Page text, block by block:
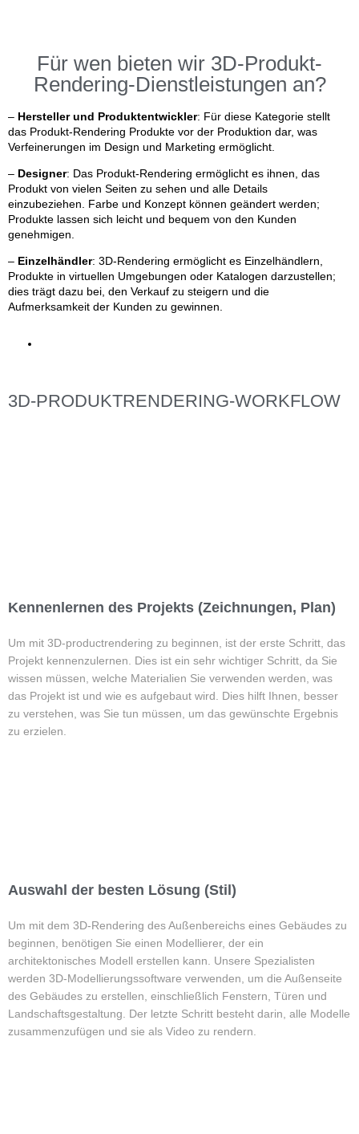
Für wen bieten wir 3D-Produkt-
Rendering-Dienstleistungen an?
– Hersteller und Produktentwickler: Für diese Kategorie stellt
das Produkt-Rendering Produkte vor der Produktion dar, was
Verfeinerungen im Design und Marketing ermöglicht.
– Designer: Das Produkt-Rendering ermöglicht es ihnen, das
Produkt von vielen Seiten zu sehen und alle Details
einzubeziehen. Farbe und Konzept können geändert werden;
Produkte lassen sich leicht und bequem von den Kunden
genehmigen.
– Einzelhändler: 3D-Rendering ermöglicht es Einzelhändlern,
Produkte in virtuellen Umgebungen oder Katalogen darzustellen;
dies trägt dazu bei, den Verkauf zu steigern und die
Aufmerksamkeit der Kunden zu gewinnen.
3D-PRODUKTRENDERING-WORKFLOW
Kennenlernen des Projekts (Zeichnungen, Plan)
Um mit 3D-productrendering zu beginnen, ist der erste Schritt, das
Projekt kennenzulernen. Dies ist ein sehr wichtiger Schritt, da Sie
wissen müssen, welche Materialien Sie verwenden werden, was
das Projekt ist und wie es aufgebaut wird. Dies hilft Ihnen, besser
zu verstehen, was Sie tun müssen, um das gewünschte Ergebnis
zu erzielen.
Auswahl der besten Lösung (Stil)
Um mit dem 3D-Rendering des Außenbereichs eines Gebäudes zu
beginnen, benötigen Sie einen Modellierer, der ein
architektonisches Modell erstellen kann. Unsere Spezialisten
werden 3D-Modellierungssoftware verwenden, um die Außenseite
des Gebäudes zu erstellen, einschließlich Fenstern, Türen und
Landschaftsgestaltung. Der letzte Schritt besteht darin, alle Modelle
zusammenzufügen und sie als Video zu rendern.